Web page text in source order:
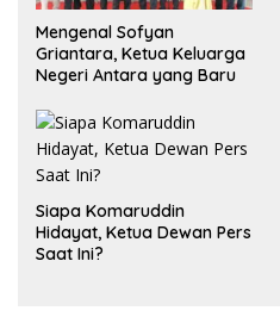
Mengenal Sofyan
Griantara, Ketua Keluarga
Negeri Antara yang Baru
Siapa Komaruddin
Hidayat, Ketua Dewan Pers
Saat Ini?